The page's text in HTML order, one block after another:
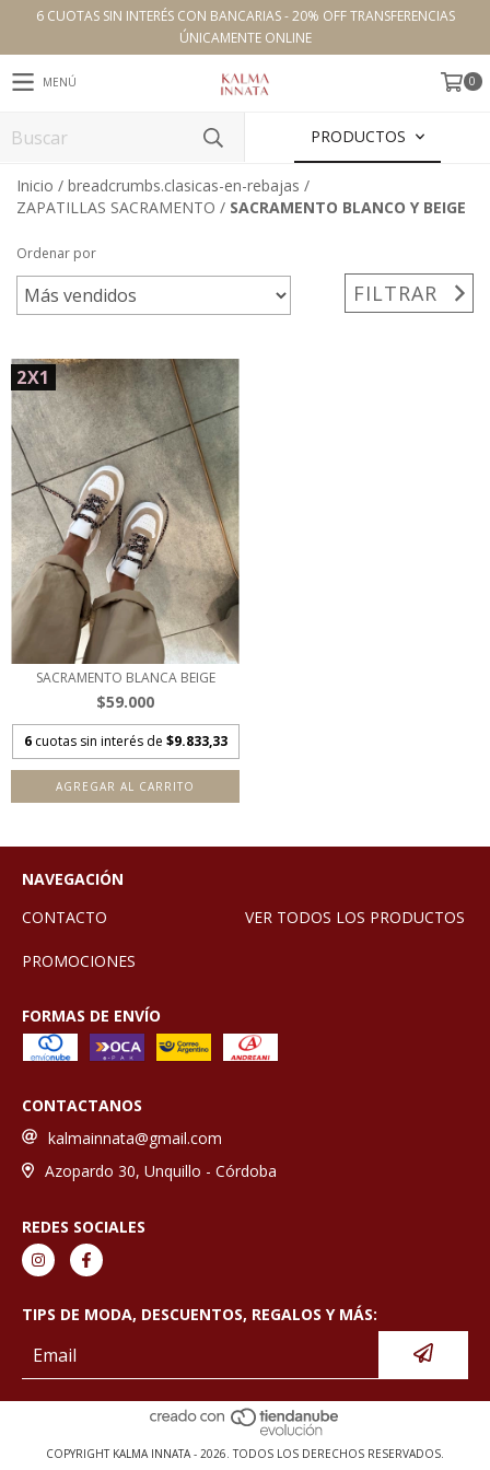
6 CUOTAS SIN INTERÉS CON BANCARIAS - 20% OFF TRANSFERENCIAS
ÚNICAMENTE ONLINE
MENÚ 0
PRODUCTOS
Inicio / breadcrumbs.clasicas-en-rebajas /
ZAPATILLAS SACRAMENTO / SACRAMENTO BLANCO Y BEIGE
Ordenar por
FILTRAR
2X1
SACRAMENTO BLANCA BEIGE
$59.000
6 cuotas sin interés de $9.833,33
AGREGAR AL CARRITO
NAVEGACIÓN
CONTACTO
VER TODOS LOS PRODUCTOS
PROMOCIONES
FORMAS DE ENVÍO
CONTACTANOS
kalmainnata@gmail.com
Azopardo 30, Unquillo - Córdoba
REDES SOCIALES
TIPS DE MODA, DESCUENTOS, REGALOS Y MÁS:
COPYRIGHT KALMA INNATA - 2026. TODOS LOS DERECHOS RESERVADOS.